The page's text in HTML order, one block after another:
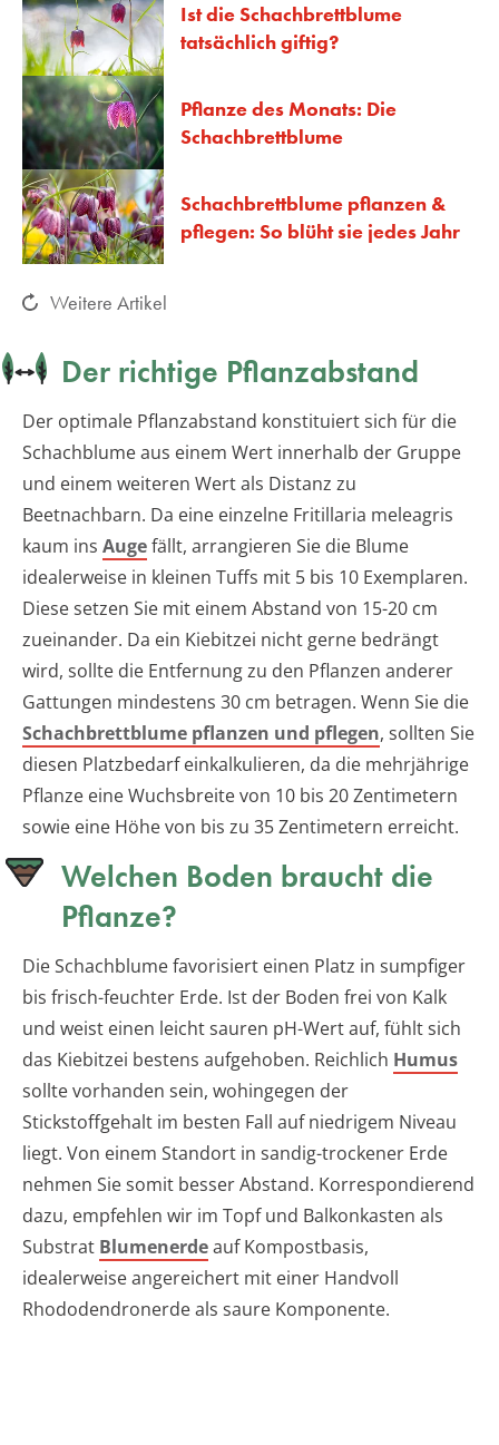
Ist die Schachbrettblume
tatsächlich giftig?
Pflanze des Monats: Die
Schachbrettblume
Schachbrettblume pflanzen &
pflegen: So blüht sie jedes Jahr
Weitere Artikel
Der richtige Pflanzabstand
Der optimale Pflanzabstand konstituiert sich für die
Schachblume aus einem Wert innerhalb der Gruppe
und einem weiteren Wert als Distanz zu
Beetnachbarn. Da eine einzelne Fritillaria meleagris
kaum ins Augefällt, arrangieren Sie die Blume
idealerweise in kleinen Tuffs mit 5 bis 10 Exemplaren.
Diese setzen Sie mit einem Abstand von 15-20 cm
zueinander. Da ein Kiebitzei nicht gerne bedrängt
wird, sollte die Entfernung zu den Pflanzen anderer
Gattungen mindestens 30 cm betragen. Wenn Sie die
Schachbrettblume pflanzen und pflegen, sollten Sie
diesen Platzbedarf einkalkulieren, da die mehrjährige
Pflanze eine Wuchsbreite von 10 bis 20 Zentimetern
sowie eine Höhe von bis zu 35 Zentimetern erreicht.
Welchen Boden braucht die
Pflanze?
Die Schachblume favorisiert einen Platz in sumpfiger
bis frisch-feuchter Erde. Ist der Boden frei von Kalk
und weist einen leicht sauren pH-Wert auf, fühlt sich
das Kiebitzei bestens aufgehoben. Reichlich Humus
sollte vorhanden sein, wohingegen der
Stickstoffgehalt im besten Fall auf niedrigem Niveau
liegt. Von einem Standort in sandig-trockener Erde
nehmen Sie somit besser Abstand. Korrespondierend
dazu, empfehlen wir im Topf und Balkonkasten als
Substrat Blumenerdeauf Kompostbasis,
idealerweise angereichert mit einer Handvoll
Rhododendronerde als saure Komponente.